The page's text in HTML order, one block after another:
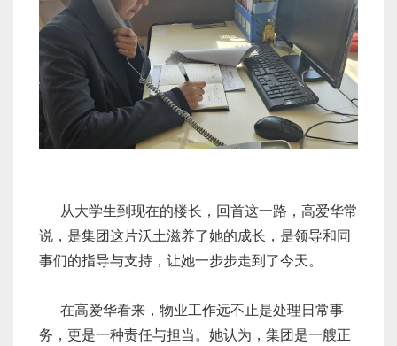
从大学生到现在的楼长，回首这一路，高爱华常
说，是集团这片沃土滋养了她的成长，是领导和同
事们的指导与支持，让她一步步走到了今天。
在高爱华看来，物业工作远不止是处理日常事
务，更是一种责任与担当。她认为，集团是一艘正